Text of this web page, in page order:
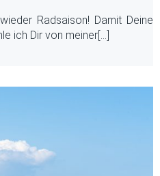
Radsaison! Damit Deine
ich Dir von meiner[…]